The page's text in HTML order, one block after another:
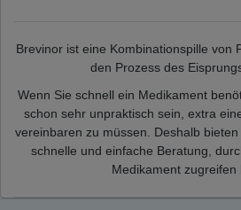
Brevinor ist eine Kombinationspille von
den Prozess des
Wenn Sie schnell ein Medikament
schon sehr unpraktisch sein, extra
vereinbaren zu müssen. Deshalb
schnelle und einfache Beratung,
Medikament zugreifen